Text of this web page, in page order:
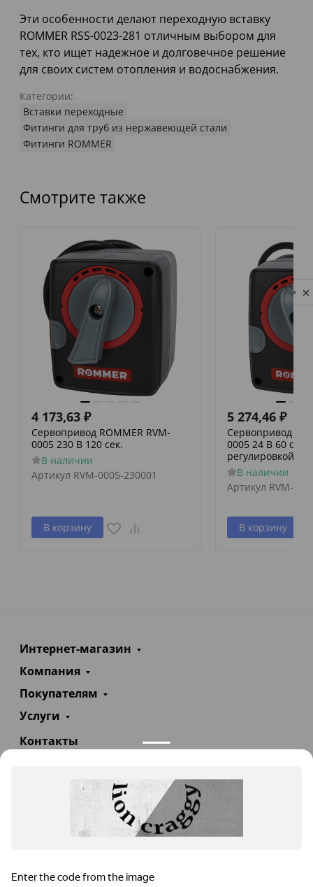
Эти особенности делают переходную вставку
ROMMER RSS-0023-281 отличным выбором для
тех, кто ищет надежное и долговечное решение
для своих систем отопления и водоснабжения.
Категории:
Вставки переходные
Фитинги для труб из нержавеющей стали
Фитинги ROMMER
Смотрите также
4 173,63 ₽
Сервопривод ROMMER RVM-
0005 230 В 120 сек.
В наличии
Артикул RVM-0005-230001
В корзину
5 274,46 ₽
Сервопривод
0005 24 В 60
регулировкой по
В наличии
Артикул RVM-
В корзину
Интернет-магазин
Компания
Покупателям
Услуги
Контакты
info@teploexpert.com
Пн—Сб 09:00 – 18:00
Privacy notice